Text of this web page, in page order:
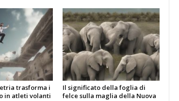
trasforma i
in atleti volanti
Il significato della foglia di
felce sulla maglia della Nuova